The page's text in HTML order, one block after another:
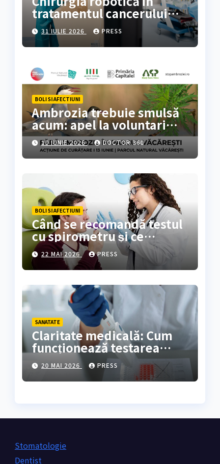
tratamentul cancerului
colorectal
31 IULIE 2026 PRESS
BOLI SI AFECTIUNI
Ambrozia trebuie smulsă
acum: apel la voluntari
pentru acțiune de curățare
în Parcul Natural
Văcărești
10 IUNIE 2026 DOCTOR 360
BOLI SI AFECTIUNI
Când se recomandă testul
cu spirometru și ce
rezultate oferă?
22 MAI 2026 PRESS
SANATATE
Claritate medicală: Cum
funcționează testarea
genetică și cine are
nevoie de ea?
20 MAI 2026 PRESS
Stomatologie
Dentist